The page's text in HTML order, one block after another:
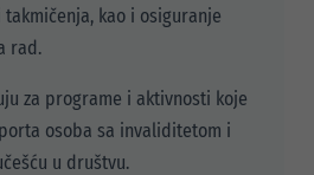
kao i osiguranje
rad.
za programe i aktivnosti koje
osoba sa invaliditetom i
u društvu.